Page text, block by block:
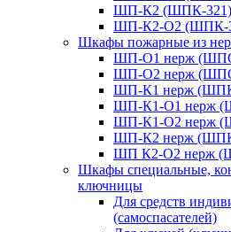
ШП-К2 (ШПК-321)
ШП-К2-О2 (ШПК-
Шкафы пожарные из
ШП-О1 нерж
ШП-О2 нерж
ШП-К1 нерж
ШП-К1-О1 нерж
ШП-К1-О2 нерж
ШП-К2 нерж
ШП К2-О2 нерж
Шкафы специальные,
ключницы
Для средств
(самоспасателей)